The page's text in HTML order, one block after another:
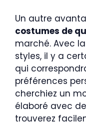
Un autre
costumes de
marché. Avec
styles, il y a
qui
préférences
cherchiez un
élaboré avec
trouverez